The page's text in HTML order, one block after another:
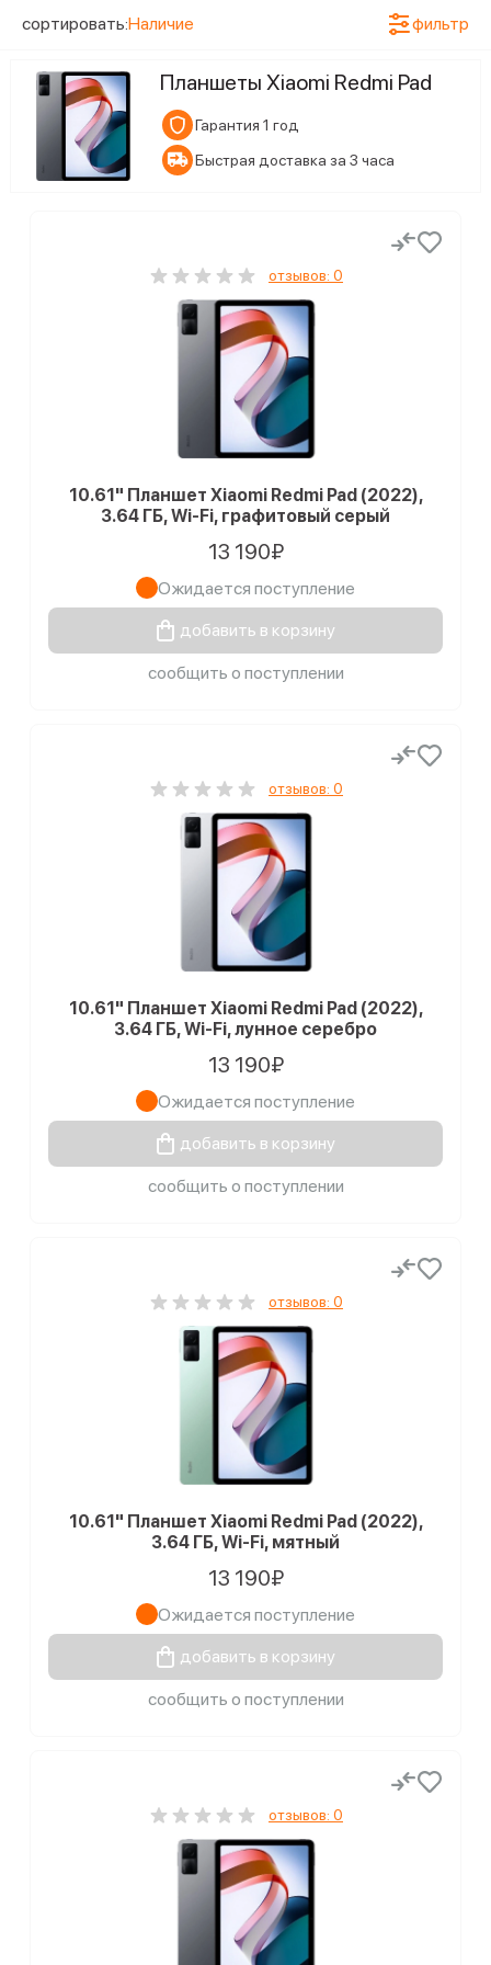
сортировать:Наличие фильтр
4/128 ГБ
6/128 ГБ
Статус наличия
Планшеты Xiaomi Redmi Pad
Гарантия 1 год
Быстрая доставка за 3 часа
отзывов: 0
10.61" Планшет Xiaomi Redmi Pad (2022),
3.64 ГБ, Wi-Fi, графитовый серый
13 190₽
Ожидается поступление
добавить в корзину
сообщить о поступлении
отзывов: 0
10.61" Планшет Xiaomi Redmi Pad (2022),
3.64 ГБ, Wi-Fi, лунное серебро
13 190₽
Ожидается поступление
добавить в корзину
сообщить о поступлении
отзывов: 0
10.61" Планшет Xiaomi Redmi Pad (2022),
3.64 ГБ, Wi-Fi, мятный
13 190₽
Ожидается поступление
добавить в корзину
сообщить о поступлении
отзывов: 0